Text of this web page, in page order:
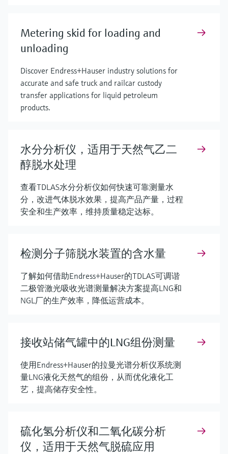
Metering skid for loading and
unloading
Discover Endress+Hauser industry solutions for
accurate and safe truck and railcar custody
transfer applications for liquid petroleum
products.
水分分析仪，适用于天然气乙二
醇脱水处理
查看TDLAS水分分析仪如何快速可靠测量水
分，改进气体脱水效果，提高产品产量，过程
安全和生产效率，维持质量稳定达标。
检测分子筛脱水装置的含水量
了解如何借助Endress+Hauser的TDLAS可调谐
二极管激光吸收光谱测量解决方案提高LNG和
NGL厂的生产效率，降低运营成本。
接收站储气罐中的LNG组份测量
使用Endress+Hauser的拉曼光谱分析仪系统测
量LNG液化天然气的组份，从而优化液化工
艺，提高储存安全性。
硫化氢分析仪和二氧化碳分析
仪，适用于天然气脱硫应用